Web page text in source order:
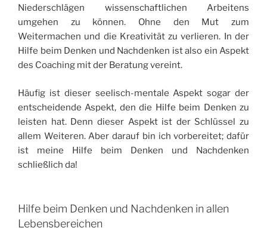
Niederschlägen wissenschaftlichen Arbeitens
umgehen zu können. Ohne den Mut zum
Weitermachen und die Kreativität zu verlieren. In der
Hilfe beim Denken und Nachdenken ist also ein Aspekt
des Coaching mit der Beratung vereint.
Häufig ist dieser seelisch-mentale Aspekt sogar der
entscheidende Aspekt, den die Hilfe beim Denken zu
leisten hat. Denn dieser Aspekt ist der Schlüssel zu
allem Weiteren. Aber darauf bin ich vorbereitet; dafür
ist meine Hilfe beim Denken und Nachdenken
schließlich da!
Hilfe beim Denken und Nachdenken in allen
Lebensbereichen